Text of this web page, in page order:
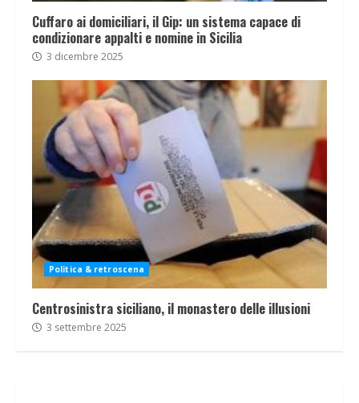
Cuffaro ai domiciliari, il Gip: un sistema capace di
condizionare appalti e nomine in Sicilia
3 dicembre 2025
Politica & retroscena
Centrosinistra siciliano, il monastero delle illusioni
3 settembre 2025